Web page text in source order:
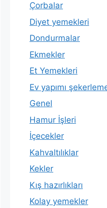
Çorbalar
Diyet yemekleri
Dondurmalar
Ekmekler
Et Yemekleri
Ev yapımı
Genel
Hamur İşleri
İçecekler
Kahvaltılıklar
Kekler
Kış hazırlıkları
Kolay yemekler